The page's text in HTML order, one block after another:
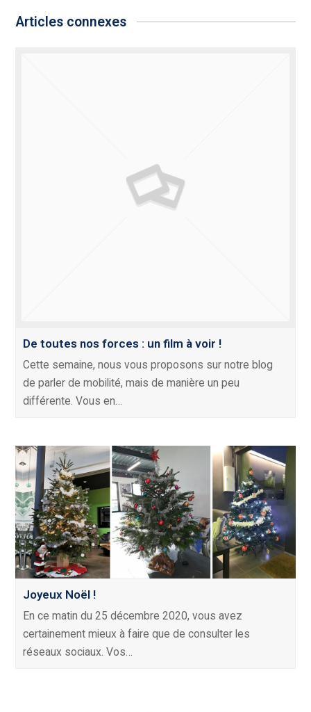
Articles connexes
De toutes nos forces : un film à voir !
Cette semaine, nous vous proposons sur notre blog
de parler de mobilité, mais de manière un peu
différente. Vous en…
Joyeux Noël !
En ce matin du 25 décembre 2020, vous avez
certainement mieux à faire que de consulter les
réseaux sociaux. Vos…